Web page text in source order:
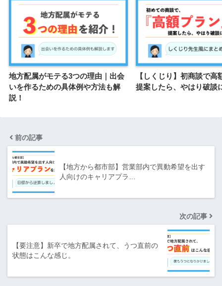
地方配属がモテる3つの理由｜出会
いを作るための具体例や方法も解
説！
【しくじり】初商談で高
提案したら、やはり破談
前の記事
【地方から都市部】営業部内で異動希望を出す
人向けのキャリアプラ…
次の記事
【要注意】新卒で地方配属されて、うつ直前の
状態はこんな感じ。